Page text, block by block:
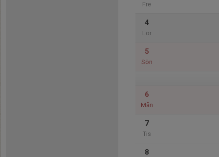
Fre
4
Lör
5
Sön
6
Mån
7
Tis
8